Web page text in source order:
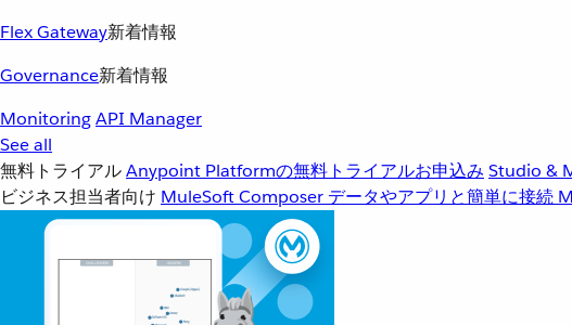
Flex Gateway新着情報
Governance新着情報
MonitoringAPI Manager
See all
無料トライアルAnypoint Platformの無料トライアルお申込み Studio &
ビジネス担当者向け MuleSoft Composer データやアプリと簡単に接続